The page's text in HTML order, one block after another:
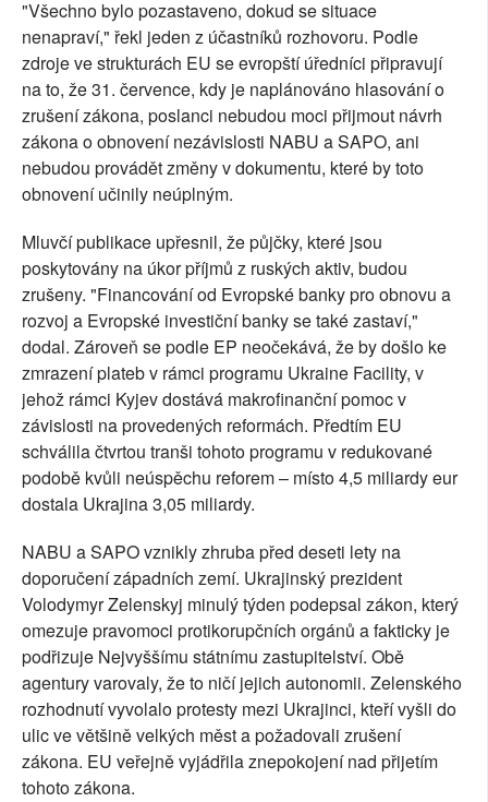
"Všechno bylo pozastaveno, dokud se situace
nenapraví," řekl jeden z účastníků rozhovoru. Podle
zdroje ve strukturách EU se evropští úředníci připravují
na to, že 31. července, kdy je naplánováno hlasování o
zrušení zákona, poslanci nebudou moci přijmout návrh
zákona o obnovení nezávislosti NABU a SAPO, ani
nebudou provádět změny v dokumentu, které by toto
obnovení učinily neúplným.
Mluvčí publikace upřesnil, že půjčky, které jsou
poskytovány na úkor příjmů z ruských aktiv, budou
zrušeny. "Financování od Evropské banky pro obnovu a
rozvoj a Evropské investiční banky se také zastaví,"
dodal. Zároveň se podle EP neočekává, že by došlo ke
zmrazení plateb v rámci programu Ukraine Facility, v
jehož rámci Kyjev dostává makrofinanční pomoc v
závislosti na provedených reformách. Předtím EU
schválila čtvrtou tranši tohoto programu v redukované
podobě kvůli neúspěchu reforem – místo 4,5 miliardy eur
dostala Ukrajina 3,05 miliardy.
NABU a SAPO vznikly zhruba před deseti lety na
doporučení západních zemí. Ukrajinský prezident
Volodymyr Zelenskyj minulý týden podepsal zákon, který
omezuje pravomoci protikorupčních orgánů a fakticky je
podřizuje Nejvyššímu státnímu zastupitelství. Obě
agentury varovaly, že to ničí jejich autonomii. Zelenského
rozhodnutí vyvolalo protesty mezi Ukrajinci, kteří vyšli do
ulic ve většině velkých měst a požadovali zrušení
zákona. EU veřejně vyjádřila znepokojení nad přijetím
tohoto zákona.